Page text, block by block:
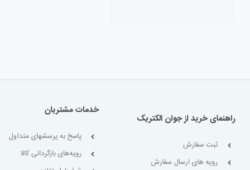
راهنمای خرید از جوان الکتریک
ثبت سفارش
رویه های ارسال سفارش
خدمات مشتریان
پاسخ به پرسشهای متداول
رویه‌های بازگردانی کالا